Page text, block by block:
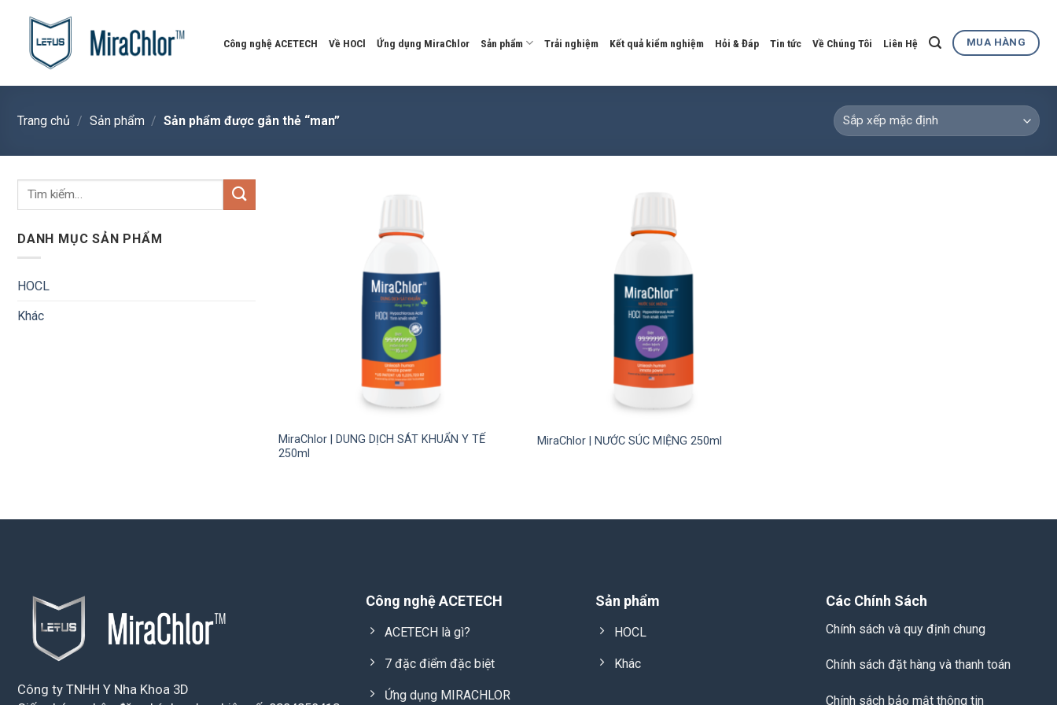
content
Công nghệ ACETECH Về HOCl Ứng dụng MiraChlor Sản phẩm Trải nghiệm Kết quả kiểm nghiệm Hỏi & Đáp Tin tức Về Chúng Tôi Liên Hệ MUA HÀNG
Trang chủ / Sản phẩm / Sản phẩm được gắn thẻ “man”
Tìm
DANH MỤC SẢN PHẨM
HOCL
Khác
MiraChlor | DUNG DỊCH SÁT KHUẨN Y TẾ
250ml
MiraChlor | NƯỚC SÚC MIỆNG 250ml
Công ty TNHH Y Nha Khoa 3D
Công nghệ ACETECH
ACETECH là gì?
7 đặc điểm đặc biệt
Ứng dụng MIRACHLOR
Sản phẩm
HOCL
Khác
Các Chính Sách
Chính sách và quy định chung
Chính sách đặt hàng và thanh toán
Chính sách bảo mật thông tin